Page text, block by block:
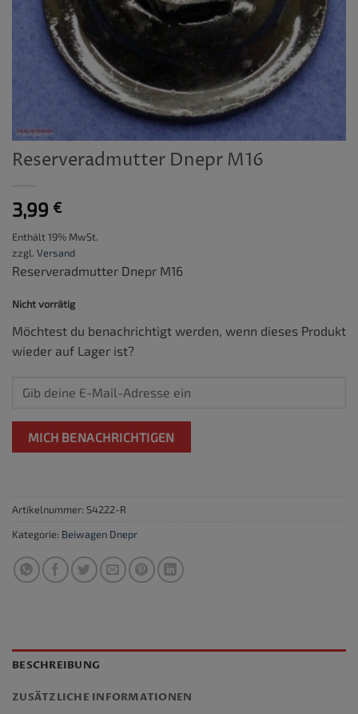
Reserveradmutter Dnepr M16
3,99 €
Enthält 19% MwSt.
zzgl. Versand
Reserveradmutter Dnepr M16
Nicht vorrätig
Möchtest du benachrichtigt werden, wenn dieses Produkt
wieder auf Lager ist?
MICH BENACHRICHTIGEN
Artikelnummer: S4222-R
Kategorie: Beiwagen Dnepr
BESCHREIBUNG
ZUSÄTZLICHE INFORMATIONEN